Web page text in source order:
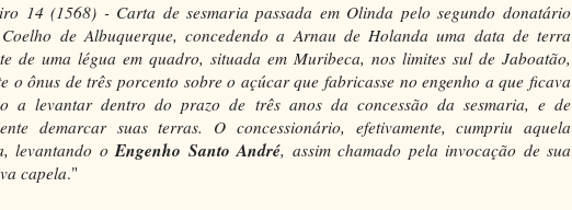
14 (1568) - Carta de sesmaria passada em Olinda pelo segundo donatário
de Albuquerque, concedendo a Arnau de Holanda uma data de terra
de uma légua em quadro, situada em Muribeca, nos limites sul de Jaboatão,
o ônus de três porcento sobre o açúcar que fabricasse no engenho a que ficava
a levantar dentro do prazo de três anos da concessão da sesmaria, e de
demarcar suas terras. O concessionário, efetivamente, cumpriu aquela
levantando oEngenho Santo André, assim chamado pela invocação de sua
capela."